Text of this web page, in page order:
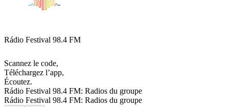
Rádio Festival 98.4 FM
Scannez le code,
Téléchargez l’app,
Écoutez.
Rádio Festival 98.4 FM: Radios du groupe
Rádio Festival 98.4 FM: Radios du groupe